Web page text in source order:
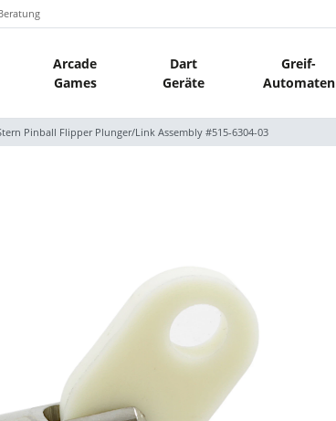
Arcade
Games
Dart
Geräte
Greif-
Automaten
Pinball Flipper Plunger/Link Assembly #515-6304-03